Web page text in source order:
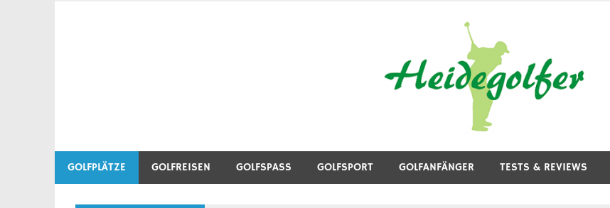
GOLFPLÄTZE GOLFREISEN GOLFSPASS GOLFSPORT GOLFANFÄNGER TESTS & REVIEWS